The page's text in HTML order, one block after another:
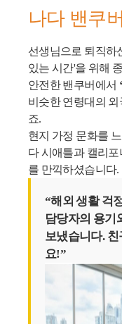
나다 밴쿠
선생님으로 퇴직하
있는 시간'을 위해
안전한 밴쿠버에서
비슷한 연령대의
죠.
현지 가정 문화를
다 시애틀과 캘리포
를 만끽하셨습니다.
“해외 생활 걱
담당자의 용기
보냈습니다.
요!”